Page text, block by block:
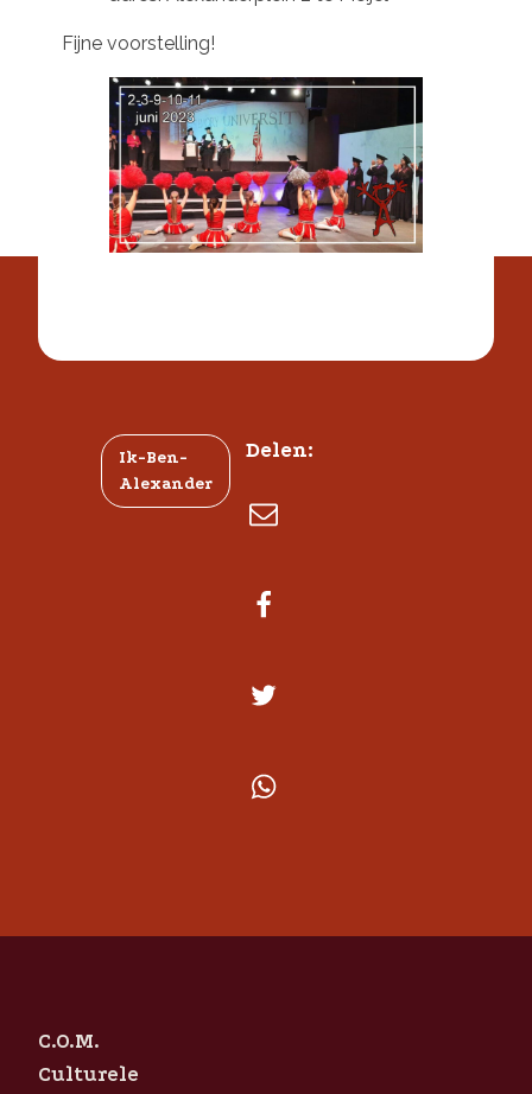
Fijne voorstelling!
Ik-Ben-
Alexander
Delen:
C.O.M.
Culturele